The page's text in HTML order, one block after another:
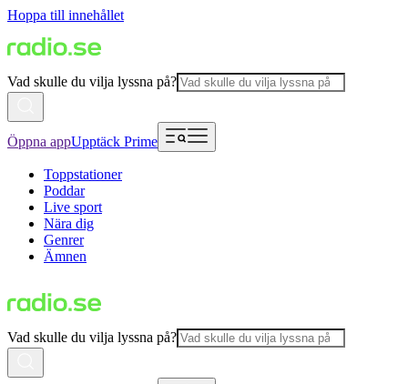
Hoppa till innehållet
Vad skulle du vilja lyssna på?
Öppna appUpptäck Prime
Toppstationer
Poddar
Live sport
Nära dig
Genrer
Ämnen
Vad skulle du vilja lyssna på?